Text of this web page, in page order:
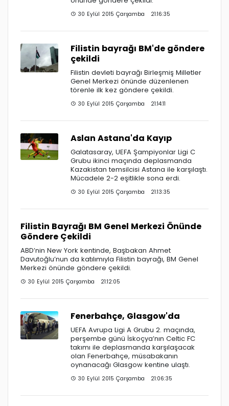
30 Eylül 2015 Çarşamba 21:16:35
Filistin bayrağı BM'de göndere
çekildi
Filistin devleti bayrağı Birleşmiş Milletler
Genel Merkezi önünde düzenlenen
törenle ilk kez göndere çekildi.
30 Eylül 2015 Çarşamba 21:14:11
Aslan Astana'da Kayıp
Galatasaray, UEFA Şampiyonlar Ligi C
Grubu ikinci maçında deplasmanda
Kazakistan temsilcisi Astana ile karşılaştı.
Mücadele 2-2 eşitlikle sona erdi.
30 Eylül 2015 Çarşamba 21:13:35
Filistin Bayrağı BM Genel Merkezi Önünde
Göndere Çekildi
ABD’nin New York kentinde, Başbakan Ahmet
Davutoğlu’nun da katılımıyla Filistin bayrağı, BM Genel
Merkezi önünde göndere çekildi.
30 Eylül 2015 Çarşamba 21:12:05
Fenerbahçe, Glasgow'da
UEFA Avrupa Ligi A Grubu 2. maçında,
perşembe günü İskoçya’nın Celtic FC
takımı ile deplasmanda karşılaşacak
olan Fenerbahçe, müsabakanın
oynanacağı Glasgow kentine ulaştı.
30 Eylül 2015 Çarşamba 21:06:35